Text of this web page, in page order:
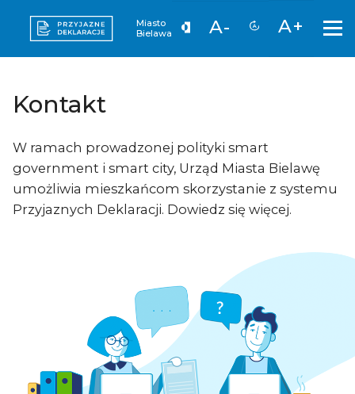
Miasto
Bielawa
A- A+
Kontakt
W ramach prowadzonej polityki smart
government i smart city, Urząd Miasta Bielawę
umożliwia mieszkańcom skorzystanie z systemu
Przyjaznych Deklaracji. Dowiedz się więcej.